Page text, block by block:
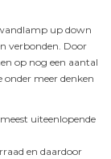
up down
verbonden. Door
op nog een aantal
meer denken
uiteenlopende
en daardoor